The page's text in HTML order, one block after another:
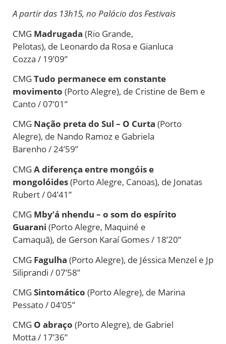
A partir das 13h15, no Palácio dos Festivais
CMG Madrugada (Rio Grande,
Pelotas), de Leonardo da Rosa e Gianluca
Cozza / 19’09”
CMGTudo permanece em constante
movimento (Porto Alegre), de Cristine de Bem e
Canto / 07’01”
CMG Nação preta do Sul – O Curta (Porto
Alegre), de Nando Ramoz e Gabriela
Barenho / 24’59”
CMGA diferença entre mongóis e
mongolóides(Porto Alegre, Canoas), de Jonatas
Rubert / 04’41”
CMG Mby’á nhendu – o som do espírito
Guarani (Porto Alegre, Maquiné e
Camaquã), de Gerson Karaí Gomes / 18’20”
CMG Fagulha (Porto Alegre), de Jéssica Menzel e Jp
Siliprandi / 07’58”
CMGSintomático (Porto Alegre), de Marina
Pessato / 04’05”
CMG O abraço (Porto Alegre), de Gabriel
Motta / 17’36”